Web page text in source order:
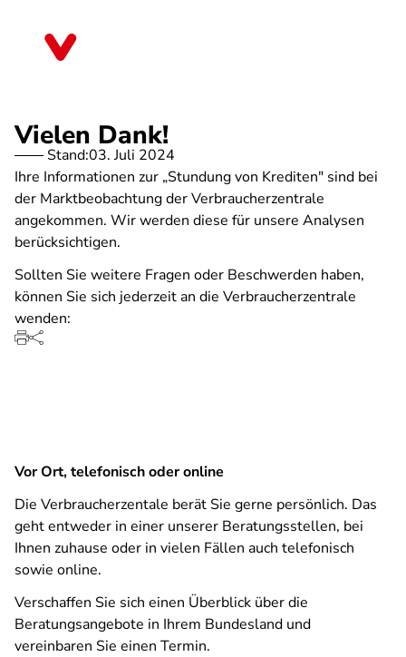
Vielen Dank!
Stand:03. Juli 2024
Ihre Informationen zur „Stundung von Krediten" sind bei
der Marktbeobachtung der Verbraucherzentrale
angekommen. Wir werden diese für unsere Analysen
berücksichtigen.
Sollten Sie weitere Fragen oder Beschwerden haben,
können Sie sich jederzeit an die Verbraucherzentrale
wenden:
Vor Ort, telefonisch oder online
Die Verbraucherzentale berät Sie gerne persönlich. Das
geht entweder in einer unserer Beratungsstellen, bei
Ihnen zuhause oder in vielen Fällen auch telefonisch
sowie online.
Verschaffen Sie sich einen Überblick über die
Beratungsangebote in Ihrem Bundesland und
vereinbaren Sie einen Termin.